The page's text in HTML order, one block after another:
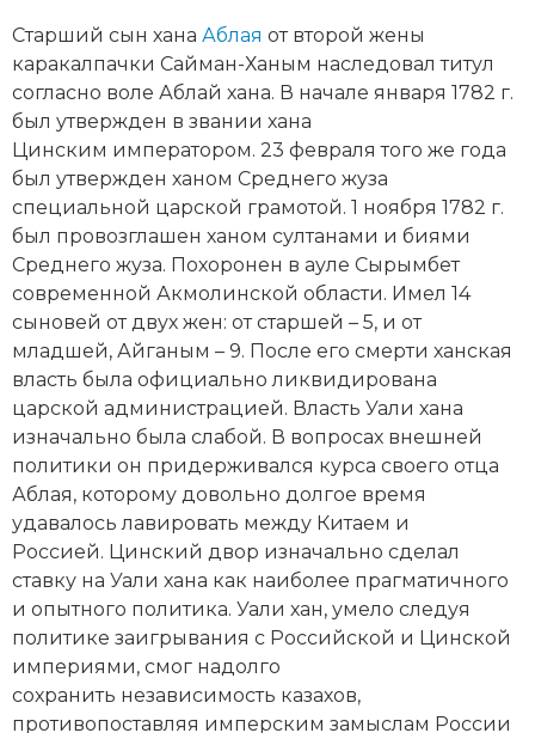
Генеалогия, геральдика
Государство и право
Европа
Империи
Историческая география и топонимика
История материальной и духовной культуры
История международных отношений
История, философия, теория и методология
исторического знания
Итория международных отношений
Латинская Америка
Новейшая история
Новейшая история
Старший сын хана Аблая от второй жены
каракалпачки Сайман-Ханым наследовал титул
согласно воле Аблай хана. В начале января 1782 г.
был утвержден в звании хана
Цинским императором. 23 февраля того же года
был утвержден ханом Среднего жуза
специальной царской грамотой. 1 ноября 1782 г.
был провозглашен ханом султанами и биями
Среднего жуза. Похоронен в ауле Сырымбет
современной Акмолинской области. Имел 14
сыновей от двух жен: от старшей – 5, и от
младшей, Айганым – 9. После его смерти ханская
власть была официально ликвидирована
царской администрацией. Власть Уали хана
изначально была слабой. В вопросах внешней
политики он придерживался курса своего отца
Аблая, которому довольно долгое время
удавалось лавировать между Китаем и
Россией. Цинский двор изначально сделал
ставку на Уали хана как наиболее прагматичного
и опытного политика. Уали хан, умело следуя
политике заигрывания с Российской и Цинской
империями, смог надолго
сохранить независимость казахов,
противопоставляя имперским замыслам России